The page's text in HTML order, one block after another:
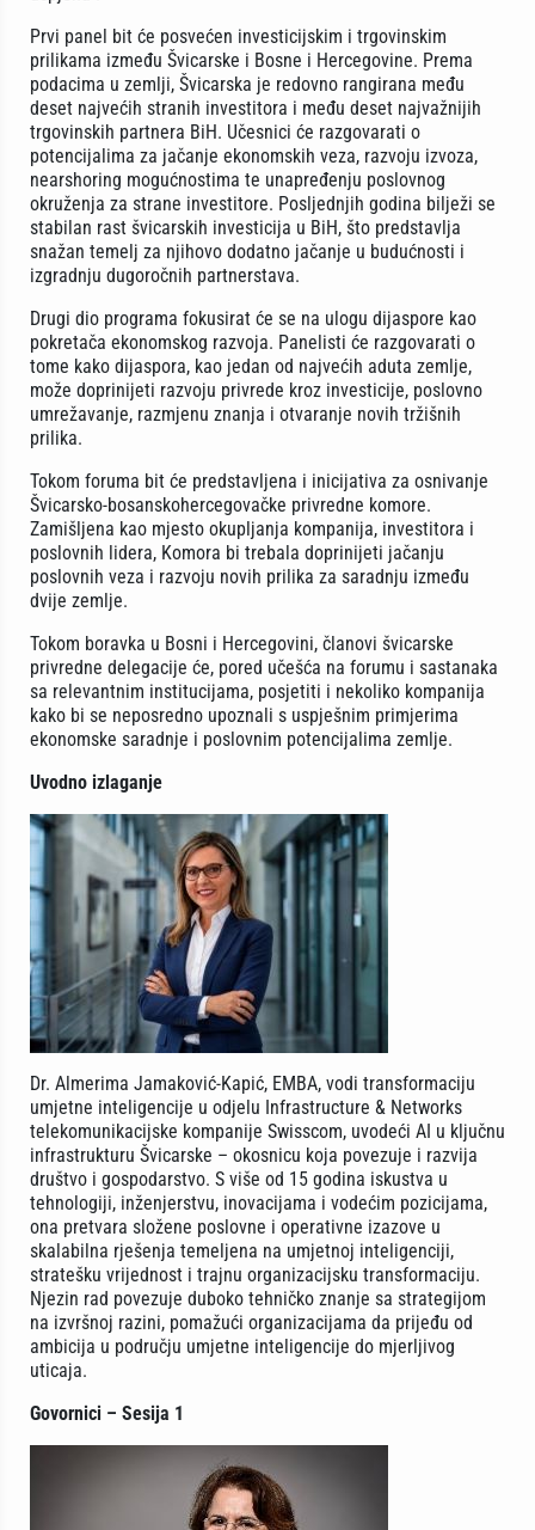
Prvi panel bit će posvećen investicijskim i trgovinskim
prilikama između Švicarske i Bosne i Hercegovine. Prema
podacima u zemlji, Švicarska je redovno rangirana među
deset najvećih stranih investitora i među deset najvažnijih
trgovinskih partnera BiH. Učesnici će razgovarati o
potencijalima za jačanje ekonomskih veza, razvoju izvoza,
nearshoring mogućnostima te unapređenju poslovnog
okruženja za strane investitore. Posljednjih godina bilježi se
stabilan rast švicarskih investicija u BiH, što predstavlja
snažan temelj za njihovo dodatno jačanje u budućnosti i
izgradnju dugoročnih partnerstava.
Drugi dio programa fokusirat će se na ulogu dijaspore kao
pokretača ekonomskog razvoja. Panelisti će razgovarati o
tome kako dijaspora, kao jedan od najvećih aduta zemlje,
može doprinijeti razvoju privrede kroz investicije, poslovno
umrežavanje, razmjenu znanja i otvaranje novih tržišnih
prilika.
Tokom foruma bit će predstavljena i inicijativa za osnivanje
Švicarsko-bosanskohercegovačke privredne komore.
Zamišljena kao mjesto okupljanja kompanija, investitora i
poslovnih lidera, Komora bi trebala doprinijeti jačanju
poslovnih veza i razvoju novih prilika za saradnju između
dvije zemlje.
Tokom boravka u Bosni i Hercegovini, članovi švicarske
privredne delegacije će, pored učešća na forumu i sastanaka
sa relevantnim institucijama, posjetiti i nekoliko kompanija
kako bi se neposredno upoznali s uspješnim primjerima
ekonomske saradnje i poslovnim potencijalima zemlje.
Uvodno izlaganje
Dr. Almerima Jamaković-Kapić, EMBA, vodi transformaciju
umjetne inteligencije u odjelu Infrastructure & Networks
telekomunikacijske kompanije Swisscom, uvodeći AI u ključnu
infrastrukturu Švicarske – okosnicu koja povezuje i razvija
društvo i gospodarstvo. S više od 15 godina iskustva u
tehnologiji, inženjerstvu, inovacijama i vodećim pozicijama,
ona pretvara složene poslovne i operativne izazove u
skalabilna rješenja temeljena na umjetnoj inteligenciji,
stratešku vrijednost i trajnu organizacijsku transformaciju.
Njezin rad povezuje duboko tehničko znanje sa strategijom
na izvršnoj razini, pomažući organizacijama da prijeđu od
ambicija u području umjetne inteligencije do mjerljivog
uticaja.
Govornici – Sesija 1